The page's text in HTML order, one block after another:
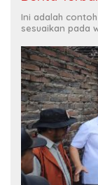
Ini adalah
sesuaikan pada